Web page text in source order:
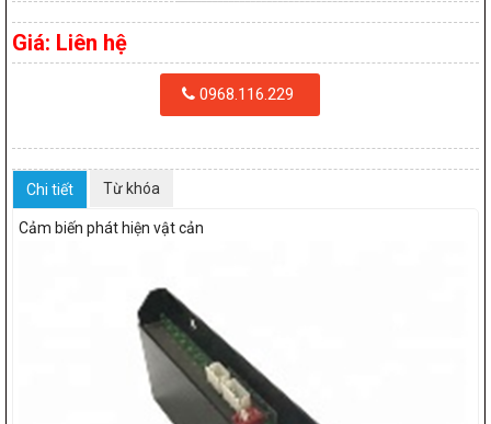
Giá: Liên hệ
0968.116.229
Chi tiết Từ khóa
Cảm biến phát hiện vật cản